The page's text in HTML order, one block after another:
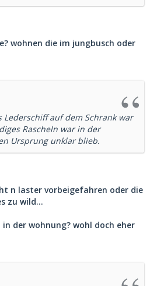
wohnen die im jungbusch oder
auf dem Schrank war
Rascheln war in der
Ursprung unklar blieb.
n laster vorbeigefahren oder die
zu wild...
der wohnung? wohl doch eher